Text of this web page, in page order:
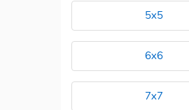
5x5
6x6
7x7